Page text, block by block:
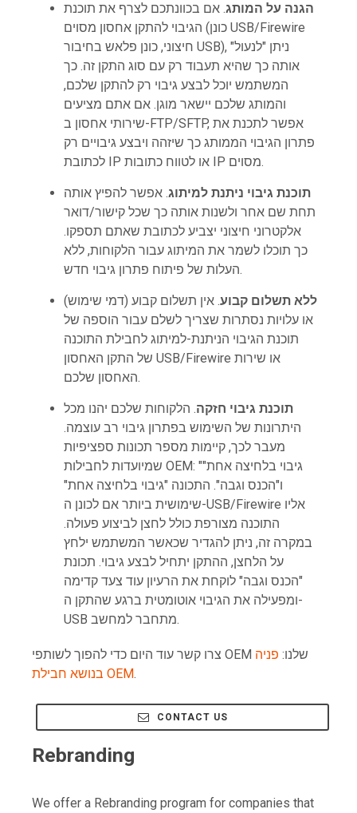
הגנה על המותג. אם בכוונתכם לצרף את תוכנת
הגיבוי להתקן אחסון מסוים (כונן USB/Firewire
חיצוני, כונן פלאש בחיבור USB), ניתן "לנעול"
אותה כך שהיא תעבוד רק עם סוג התקן זה. כך
המשתמש יוכל לבצע גיבוי רק להתקן שלכם,
והמותג שלכם יישאר מוגן. אם אתם מציעים
שירותי אחסון ב-FTP/SFTP, אפשר לתכנת את
פתרון הגיבוי הממותג כך שיזהה ויבצע גיבויים רק
לכתובת IP או לטווח כתובות IP מסוים.
תוכנת גיבוי ניתנת למיתוג. אפשר להפיץ אותה
תחת שם אחר ולשנות אותה כך שכל קישור/דואר
אלקטרוני חיצוני יצביע לכתובת שאתם תספקו.
כך תוכלו לשמר את המיתוג עבור הלקוחות, ללא
העלות של פיתוח פתרון גיבוי חדש.
ללא תשלום קבוע. אין תשלום קבוע (דמי שימוש)
או עלויות נסתרות שצריך לשלם עבור הוספה של
תוכנת הגיבוי הניתנת-למיתוג לחבילת התוכנה
של התקן האחסון USB/Firewire או שירות
האחסון שלכם.
תוכנת גיבוי חזקה. הלקוחות שלכם יהנו מכל
היתרונות של השימוש בפתרון גיבוי רב עוצמה.
מעבר לכך, קיימות מספר תכונות ספציפיות
שמיועדות לחבילות OEM: "גיבוי בלחיצה אחת"
ו"הכנס וגבה". התכונה "גיבוי בלחיצה אחת"
שימושית ביותר אם לכונן ה-USB/Firewire אליו
התוכנה מצורפת כולל לחצן לביצוע פעולה.
במקרה זה, ניתן להגדיר שכאשר המשתמש ילחץ
על הלחצן, ההתקן יתחיל לבצע גיבוי. תכונת
"הכנס וגבה" לוקחת את הרעיון עוד צעד קדימה
ומפעילה את הגיבוי אוטומטית ברגע שהתקן ה-
USB מתחבר למחשב.
צרו קשר עוד היום כדי להפוך לשותפי OEM שלנו: פניה
בנושא חבילת OEM.
CONTACT US
Rebranding
We offer a Rebranding program for companies that